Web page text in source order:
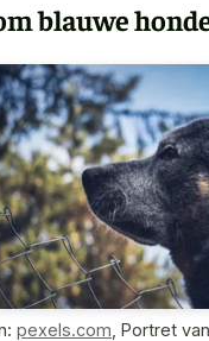
blauwe
pexels.com Portret